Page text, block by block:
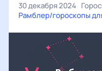
30 декабря 2024
Рамблер/гороскопы